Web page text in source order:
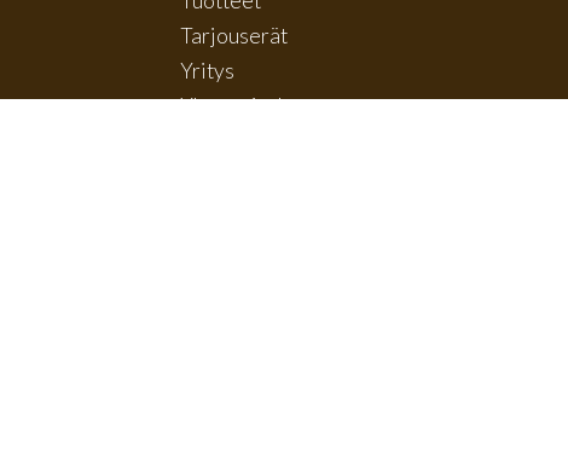
Tarjouserät
Yritys
Yhteystiedot